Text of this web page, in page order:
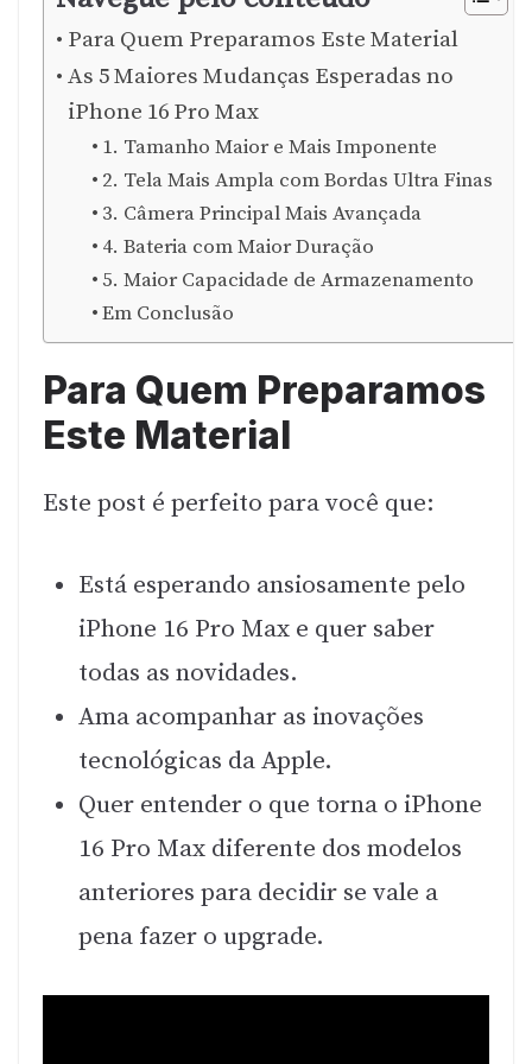
Para Quem Preparamos Este Material
As 5 Maiores Mudanças Esperadas no
iPhone 16 Pro Max
1. Tamanho Maior e Mais Imponente
2. Tela Mais Ampla com Bordas Ultra Finas
3. Câmera Principal Mais Avançada
4. Bateria com Maior Duração
5. Maior Capacidade de Armazenamento
Em Conclusão
Para Quem Preparamos
Este Material
Este post é perfeito para você que:
Está esperando ansiosamente pelo
iPhone 16 Pro Max e quer saber
todas as novidades.
Ama acompanhar as inovações
tecnológicas da Apple.
Quer entender o que torna o iPhone
16 Pro Max diferente dos modelos
anteriores para decidir se vale a
pena fazer o upgrade.